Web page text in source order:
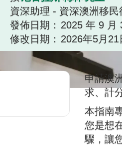
資深助理 - 資深澳洲移民
發佈日期： 2025 年 9 月
修改日期： 2026年5月21
申請澳
求、計
本指南
您是想
驟，讓